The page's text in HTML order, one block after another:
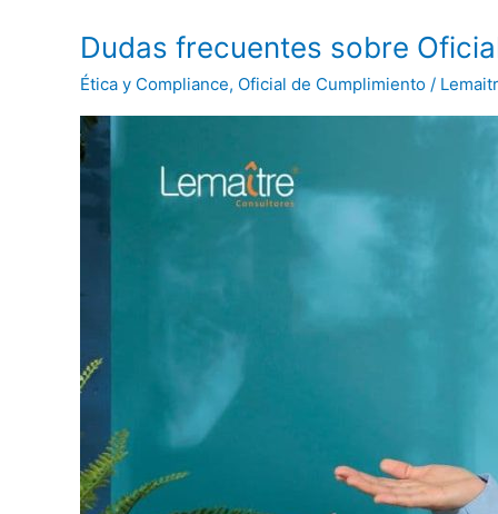
Dudas frecuentes sobre
Ética y Compliance, Oficial de Cumplimiento /
Dudas
sobre
Oficial
de
Cumplimiento